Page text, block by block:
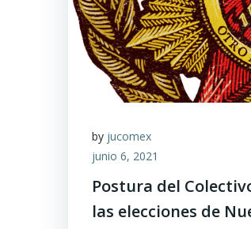
by jucomex
junio 6, 2021
Postura del
las elecciones de